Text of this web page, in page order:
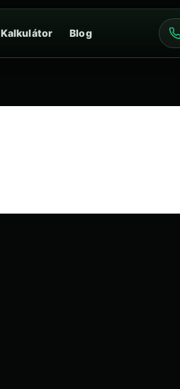
Kalkulátor Blog